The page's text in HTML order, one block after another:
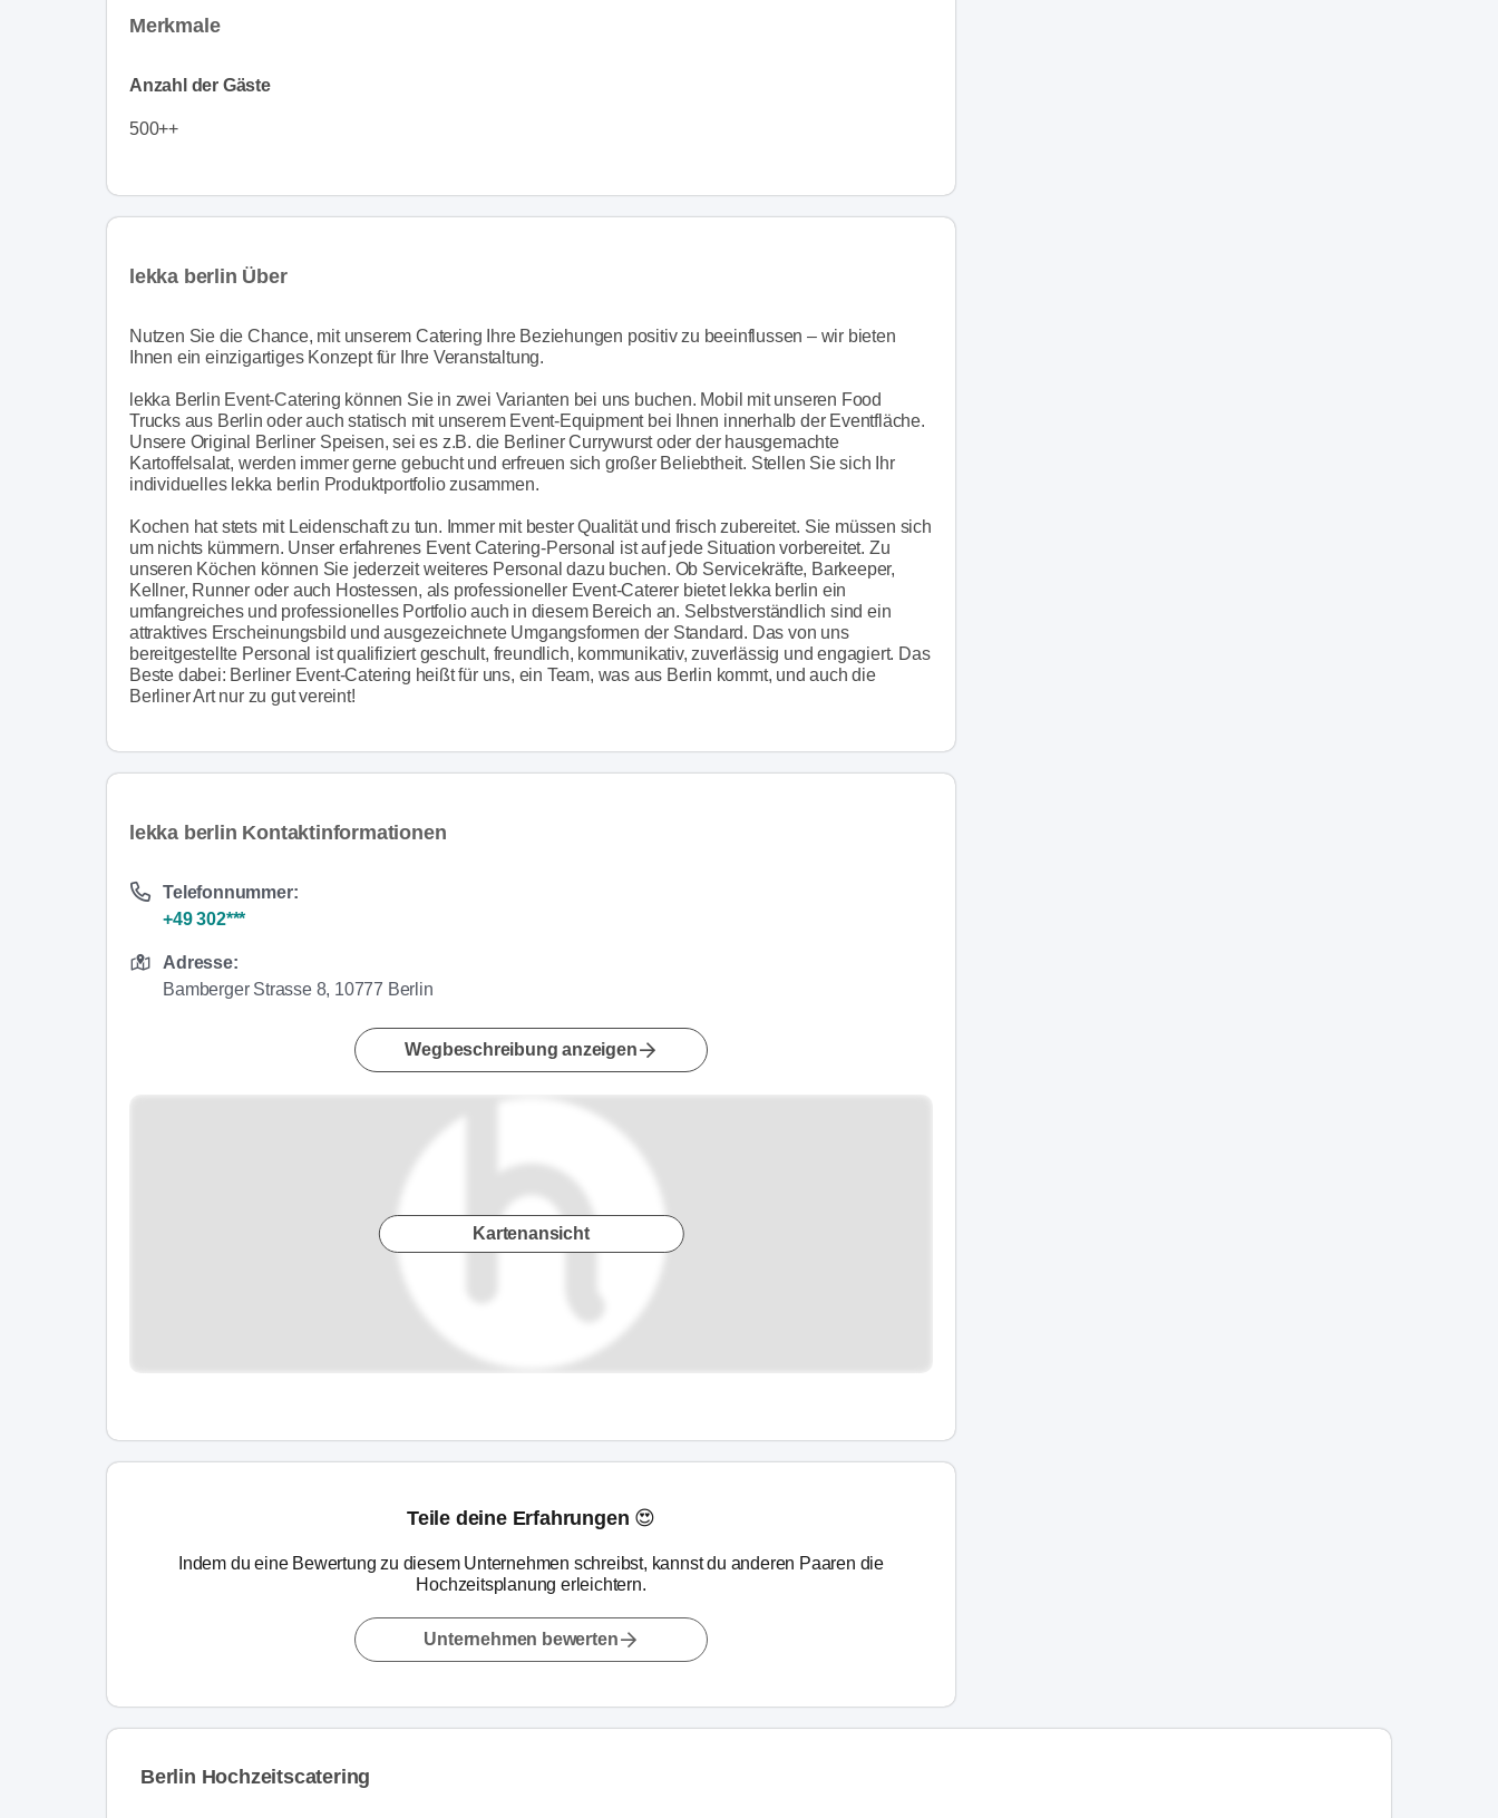
Merkmale
Anzahl der Gäste
500++
lekka berlin Über
Nutzen Sie die Chance, mit unserem Catering Ihre Beziehungen positiv zu beeinflussen – wir bieten
Ihnen ein einzigartiges Konzept für Ihre Veranstaltung.
lekka Berlin Event-Catering können Sie in zwei Varianten bei uns buchen. Mobil mit unseren Food
Trucks aus Berlin oder auch statisch mit unserem Event-Equipment bei Ihnen innerhalb der Eventfläche.
Unsere Original Berliner Speisen, sei es z.B. die Berliner Currywurst oder der hausgemachte
Kartoffelsalat, werden immer gerne gebucht und erfreuen sich großer Beliebtheit. Stellen Sie sich Ihr
individuelles lekka berlin Produktportfolio zusammen.
Kochen hat stets mit Leidenschaft zu tun. Immer mit bester Qualität und frisch zubereitet. Sie müssen sich
um nichts kümmern. Unser erfahrenes Event Catering-Personal ist auf jede Situation vorbereitet. Zu
unseren Köchen können Sie jederzeit weiteres Personal dazu buchen. Ob Servicekräfte, Barkeeper,
Kellner, Runner oder auch Hostessen, als professioneller Event-Caterer bietet lekka berlin ein
umfangreiches und professionelles Portfolio auch in diesem Bereich an. Selbstverständlich sind ein
attraktives Erscheinungsbild und ausgezeichnete Umgangsformen der Standard. Das von uns
bereitgestellte Personal ist qualifiziert geschult, freundlich, kommunikativ, zuverlässig und engagiert. Das
Beste dabei: Berliner Event-Catering heißt für uns, ein Team, was aus Berlin kommt, und auch die
Berliner Art nur zu gut vereint!
lekka berlin Kontaktinformationen
Telefonnummer:
+49 302***
Adresse:
Bamberger Strasse 8, 10777 Berlin
Wegbeschreibung anzeigen
Kartenansicht
Teile deine Erfahrungen 😍
Indem du eine Bewertung zu diesem Unternehmen schreibst, kannst du anderen Paaren die
Hochzeitsplanung erleichtern.
Unternehmen bewerten
Berlin Hochzeitscatering